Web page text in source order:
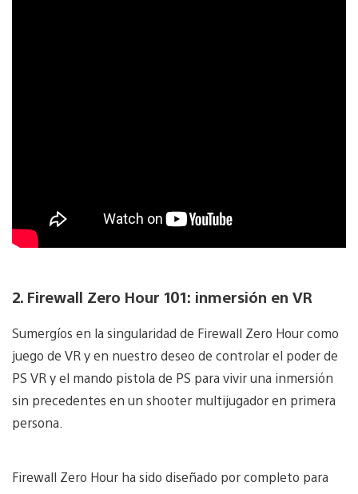
2. Firewall Zero Hour 101: inmersión en VR
Sumergíos en la singularidad de Firewall Zero Hour como
juego de VR y en nuestro deseo de controlar el poder de
PS VR y el mando pistola de PS para vivir una inmersión
sin precedentes en un shooter multijugador en primera
persona.
Firewall Zero Hour ha sido diseñado por completo para